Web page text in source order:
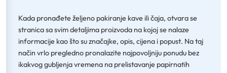
Kada pronađete željeno pakiranje kave ili čaja, otvara se
stranica sa svim detaljima proizvoda na kojoj se nalaze
informacije kao što su značajke, opis, cijena i popust. Na taj
način vrlo pregledno pronalazite najpovoljniju ponudu bez
ikakvog gubljenja vremena na prelistavanje papirnatih